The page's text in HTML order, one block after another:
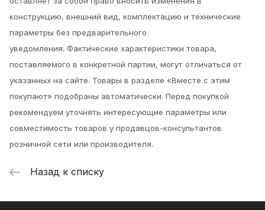
конструкцию, внешний вид, комплектацию и технические
параметры без предварительного
уведомления. Фактические характеристики товара,
поставляемого в конкретной партии, могут отличаться от
указанных на сайте. Товары в разделе «Вместе с этим
покупают» подобраны автоматически. Перед покупкой
рекомендуем уточнять интересующие параметры или
совместимость товаров у продавцов-консультантов
розничной сети или производителя.
Назад к списку